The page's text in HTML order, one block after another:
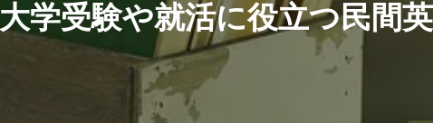
大学受験や就活に役立つ民間